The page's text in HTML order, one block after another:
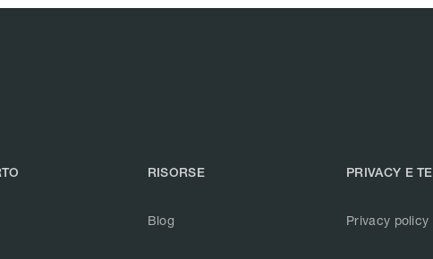
RISORSE
Blog
PRIVACY E
Privacy policy